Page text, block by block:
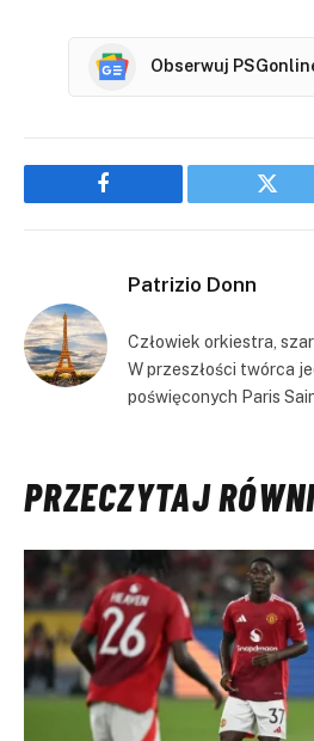
Obserwuj
Facebook
Patrizio Donn
Człowiek orkiestra,
W przeszłości twórca
poświęconych Paris
PRZECZYTAJ